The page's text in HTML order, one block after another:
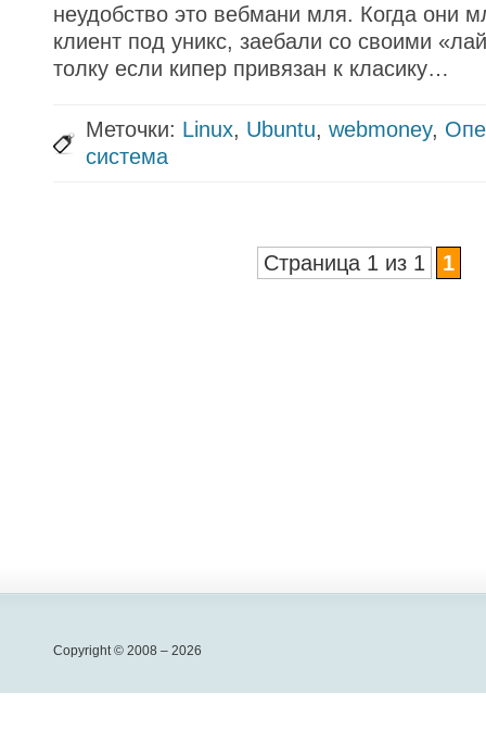
неудобство это вебмани мля. Когда они
клиент под уникс, заебали со своими
толку если кипер привязан к класику…
Меточки: Linux, Ubuntu, webmoney,
система
Страница 1 из 1 1
Copyright © 2008 – 2026